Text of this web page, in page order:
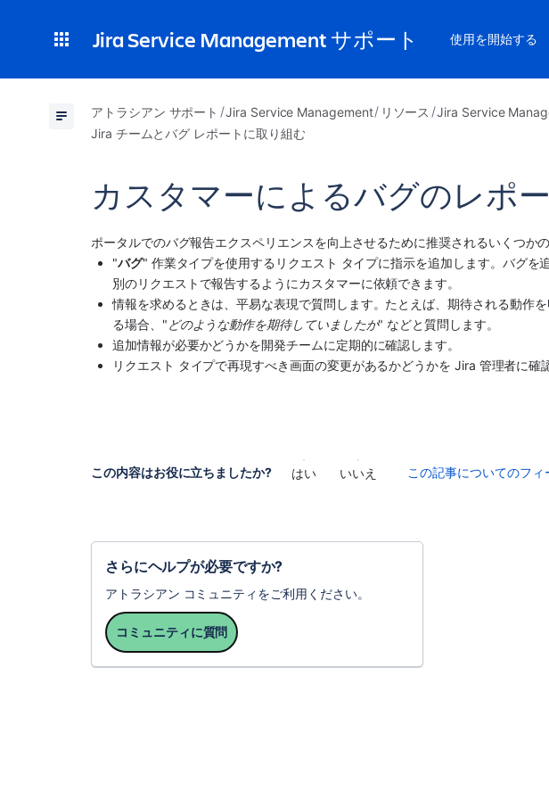
Jira Service Management サポート 使用を開始する
アトラシアン サポート Jira Service Management リソース
Jira Service
Jira チームとバグ レポートに取り組む
カスタマーによるバグのレポ
ポータルでのバグ報告エクスペリエンスを向上させるために推奨されるいくつか
"バグ" 作業タイプを使用するリクエスト タイプに指示を追加します。バグを
別のリクエストで報告するようにカスタマーに依頼できます。
情報を求めるときは、平易な表現で質問します。たとえば、期待される動作
る場合、"どのような動作を期待していましたか" などと質問します。
追加情報が必要かどうかを開発チームに定期的に確認します。
リクエスト タイプで再現すべき画面の変更があるかどうかを Jira 管理者に確
この内容はお役に立ちましたか? はい いいえ この記事についてのフ
さらにヘルプが必要ですか?
アトラシアン コミュニティをご利用ください。
コミュニティに質問